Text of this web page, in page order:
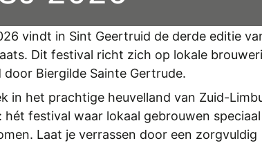
vindt in Sint Geertruid de derde editie
Dit festival richt zich op lokale
Biergilde Sainte Gertrude.
in het prachtige heuvelland van Zuid-
hét festival waar lokaal gebrouwen
Laat je verrassen door een zorgvuldig